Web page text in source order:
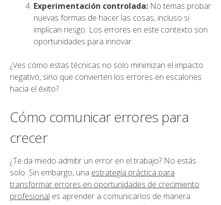
Experimentación controlada: No temas probar
nuevas formas de hacer las cosas, incluso si
implican riesgo. Los errores en este contexto son
oportunidades para innovar.
¿Ves cómo estas técnicas no solo minimizan el impacto
negativo, sino que convierten los errores en escalones
hacia el éxito?
Cómo comunicar errores para
crecer
¿Te da miedo admitir un error en el trabajo? No estás
solo. Sin embargo, una estrategia práctica para
transformar errores en oportunidades de crecimiento
profesional es aprender a comunicarlos de manera